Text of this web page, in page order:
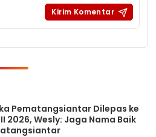
Pematangsiantar Dilepas ke
2026, Wesly: Jaga Nama Baik